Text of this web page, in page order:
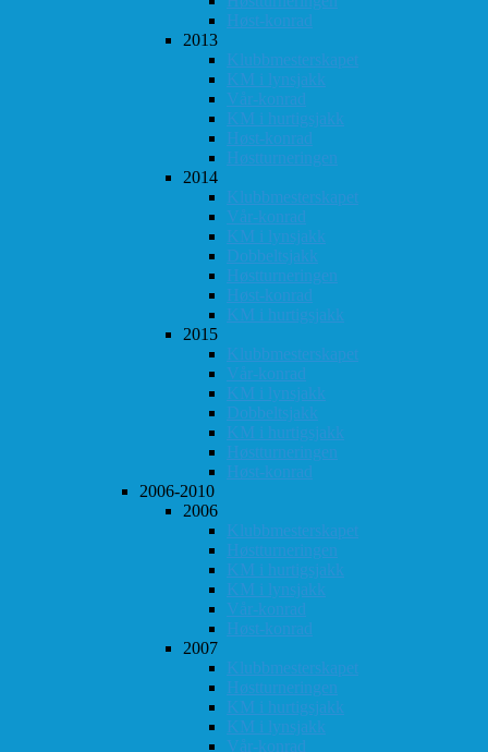
Høst-konrad
2013
Klubbmesterskapet
KM i lynsjakk
Vår-konrad
KM i hurtigsjakk
Høst-konrad
Høstturneringen
2014
Klubbmesterskapet
Vår-konrad
KM i lynsjakk
Dobbeltsjakk
Høstturneringen
Høst-konrad
KM i hurtigsjakk
2015
Klubbmesterskapet
Vår-konrad
KM i lynsjakk
Dobbeltsjakk
KM i hurtigsjakk
Høstturneringen
Høst-konrad
2006-2010
2006
Klubbmesterskapet
Høstturneringen
KM i hurtigsjakk
KM i lynsjakk
Vår-konrad
Høst-konrad
2007
Klubbmesterskapet
Høstturneringen
KM i hurtigsjakk
KM i lynsjakk
Vår-konrad